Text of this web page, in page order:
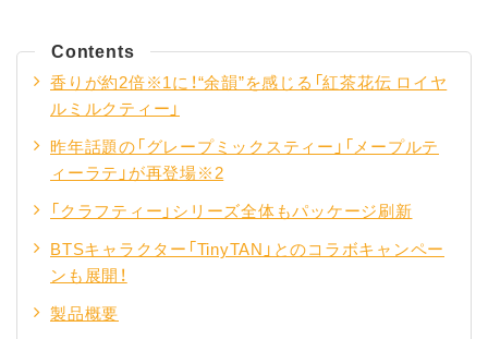
Contents
香りが約2倍※1に！“余韻”を感じる「紅茶花伝 ロイヤ
ルミルクティー」
昨年話題の「グレープミックスティー」「メープルテ
ィーラテ」が再登場※2
「クラフティー」シリーズ全体もパッケージ刷新
BTSキャラクター「TinyTAN」とのコラボキャンペー
ンも展開！
製品概要